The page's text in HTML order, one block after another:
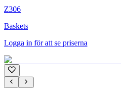
Z306
Baskets
Logga in för att se priserna